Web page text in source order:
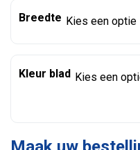
Breedte
Kleur blad